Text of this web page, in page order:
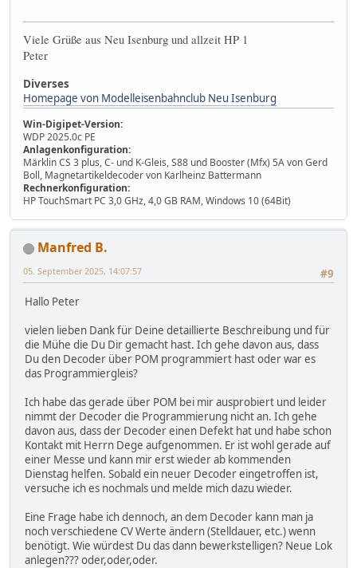
Viele Grüße aus Neu Isenburg und allzeit HP 1
Peter
Diverses
Homepage von Modelleisenbahnclub Neu Isenburg
Win-Digipet-Version:
WDP 2025.0c PE
Anlagenkonfiguration:
Märklin CS 3 plus, C- und K-Gleis, S88 und Booster (Mfx) 5A von Gerd
Boll, Magnetartikeldecoder von Karlheinz Battermann
Rechnerkonfiguration:
HP TouchSmart PC 3,0 GHz, 4,0 GB RAM, Windows 10 (64Bit)
Manfred B.
#9
05. September 2025, 14:07:57
Hallo Peter
vielen lieben Dank für Deine detaillierte Beschreibung und für
die Mühe die Du Dir gemacht hast. Ich gehe davon aus, dass
Du den Decoder über POM programmiert hast oder war es
das Programmiergleis?
Ich habe das gerade über POM bei mir ausprobiert und leider
nimmt der Decoder die Programmierung nicht an. Ich gehe
davon aus, dass der Decoder einen Defekt hat und habe schon
Kontakt mit Herrn Dege aufgenommen. Er ist wohl gerade auf
einer Messe und kann mir erst wieder ab kommenden
Dienstag helfen. Sobald ein neuer Decoder eingetroffen ist,
versuche ich es nochmals und melde mich dazu wieder.
Eine Frage habe ich dennoch, an dem Decoder kann man ja
noch verschiedene CV Werte ändern (Stelldauer, etc.) wenn
benötigt. Wie würdest Du das dann bewerkstelligen? Neue Lok
anlegen??? oder,oder,oder.